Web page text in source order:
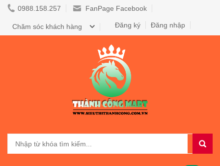
0988.158.257 FanPage Facebook
Đăng nhập
Đăng ký
Chăm sóc khách hàng